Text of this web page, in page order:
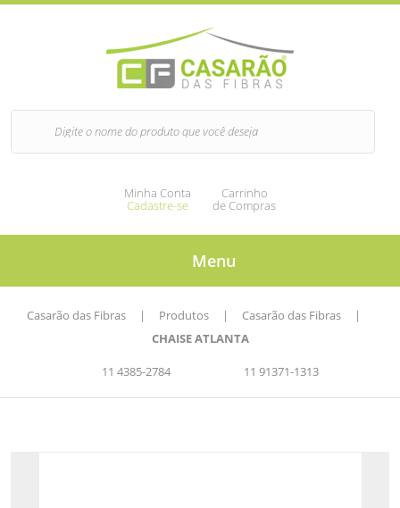
Minha Conta
Cadastre-se
Carrinho
de Compras
Menu
Casarão das Fibras | Produtos | Casarão das Fibras
|
CHAISE ATLANTA
11 4385-2784 11 91371-1313